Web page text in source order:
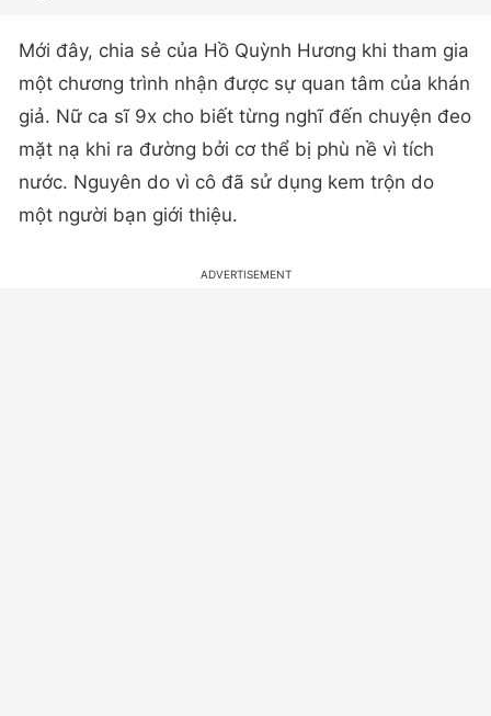
Mới đây, chia sẻ của Hồ Quỳnh Hương khi tham gia
một chương trình nhận được sự quan tâm của khán
giả. Nữ ca sĩ 9x cho biết từng nghĩ đến chuyện đeo
mặt nạ khi ra đường bởi cơ thể bị phù nề vì tích
nước. Nguyên do vì cô đã sử dụng kem trộn do
một người bạn giới thiệu.